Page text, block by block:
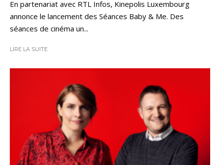
En partenariat avec RTL Infos, Kinepolis Luxembourg
annonce le lancement des Séances Baby & Me. Des
séances de cinéma un...
LIRE LA SUITE